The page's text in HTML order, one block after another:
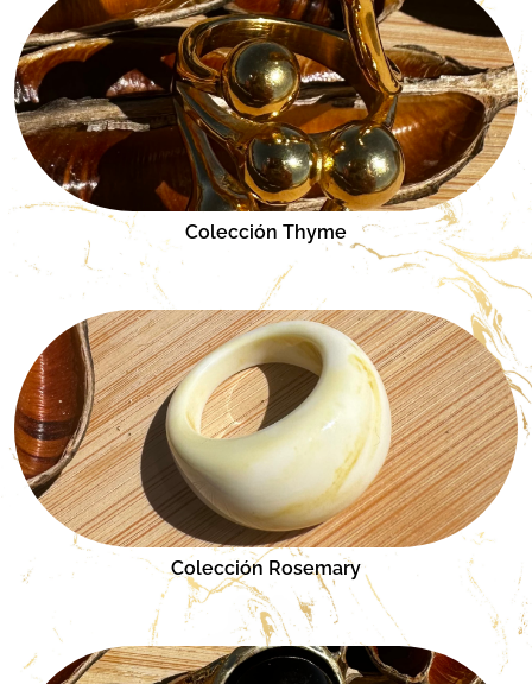
Colección Thyme
Colección Rosemary